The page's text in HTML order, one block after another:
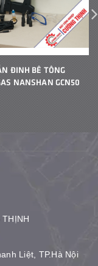
ĐINH BÊ TÔNG
NANSHAN GCN50
Liệt, TP.Hà Nội